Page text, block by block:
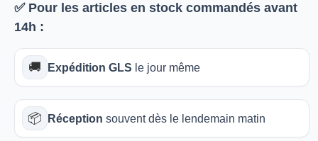
✅ Pour les articles en stock commandés avant
14h :
🚚 Expédition GLS le jour même
📦 Réception souvent dès le lendemain matin